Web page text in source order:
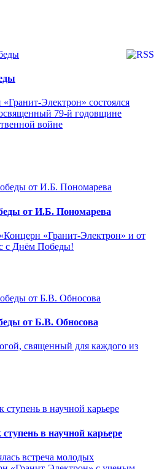
Электрон» состоялся
79-й годовщине
войне
от И.Б. Пономарева
«Гранит-Электрон» и от
с Днём Победы!
от Б.В. Обносова
священный для каждого из
в научной карьере
встреча молодых